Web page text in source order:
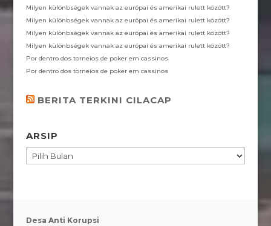
Milyen különbségek vannak az európai és amerikai rulett között?
Milyen különbségek vannak az európai és amerikai rulett között?
Milyen különbségek vannak az európai és amerikai rulett között?
Milyen különbségek vannak az európai és amerikai rulett között?
Por dentro dos torneios de poker em cassinos
Por dentro dos torneios de poker em cassinos
BERITA TERKINI CILACAP
ARSIP
ARSIP
Desa Anti Korupsi